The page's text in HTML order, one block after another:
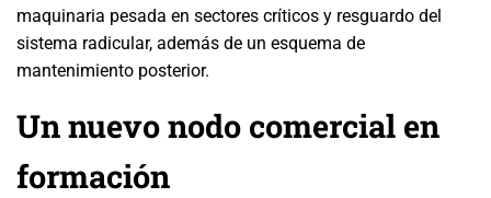
maquinaria pesada en sectores críticos y resguardo del
sistema radicular, además de un esquema de
mantenimiento posterior.
Un nuevo nodo comercial en
formación